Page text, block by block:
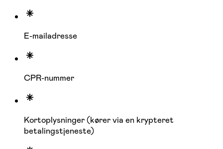
E-mailadresse
CPR-nummer
Kortoplysninger (kører via en krypteret
betalingstjeneste)